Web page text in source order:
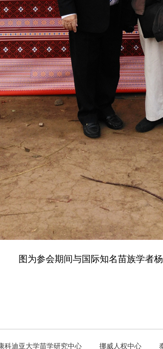
图为参会期间与国际知名苗族学者
科迪亚大学苗学研究中心 挪威人权中心